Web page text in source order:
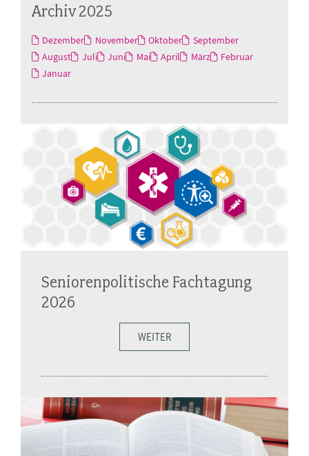
Archiv 2025
Dezember November Oktober
September
August
Juli Juni Mai April März
Februar
Januar
Seniorenpolitische Fachtagung
2026
WEITER